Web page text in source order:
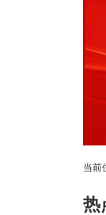
当前
热